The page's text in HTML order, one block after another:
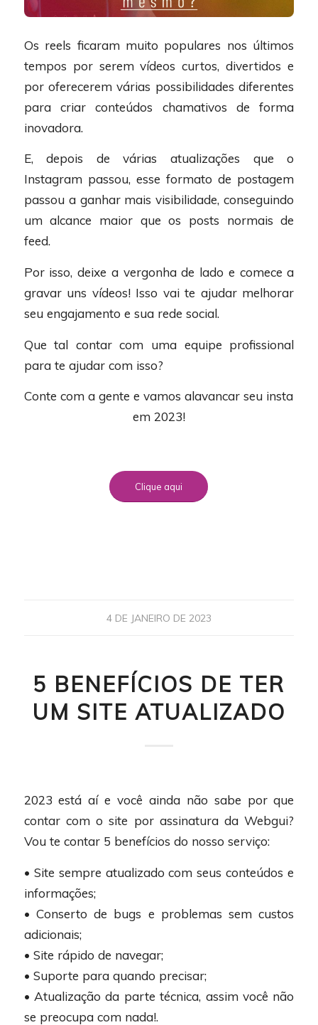
Os reels ficaram muito populares nos últimos
tempos por serem vídeos curtos, divertidos e
por oferecerem várias possibilidades diferentes
para criar conteúdos chamativos de forma
inovadora.
E, depois de várias atualizações que o
Instagram passou, esse formato de postagem
passou a ganhar mais visibilidade, conseguindo
um alcance maior que os posts normais de
feed.
Por isso, deixe a vergonha de lado e comece a
gravar uns vídeos! Isso vai te ajudar melhorar
seu engajamento e sua rede social.
Que tal contar com uma equipe profissional
para te ajudar com isso?
Conte com a gente e vamos alavancar seu insta
em 2023!
Clique aqui
4 DE JANEIRO DE 2023
5 BENEFÍCIOS DE TER
UM SITE ATUALIZADO
2023 está aí e você ainda não sabe por que
contar com o site por assinatura da Webgui?
Vou te contar 5 benefícios do nosso serviço:
• Site sempre atualizado com seus conteúdos e
informações;
• Conserto de bugs e problemas sem custos
adicionais;
• Site rápido de navegar;
• Suporte para quando precisar;
• Atualização da parte técnica, assim você não
se preocupa com nada!.